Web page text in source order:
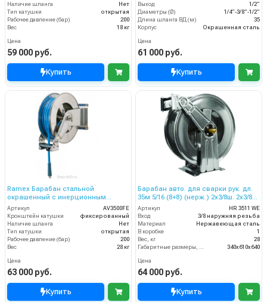
Наличие шланга
Нет
Тип катушки
открытая
Рабочее давление (бар)
200
Вес
18 кг
Цена
59 000 руб.
Купить
Выход
1/2”
Диаметры (Ø)
1/4”-3/8”-1/2”
Длина шланга ВД (м)
35
Корпус
Окрашенная сталь
Цена
61 000 руб.
Купить
Ramex Барабан стальной
окрашенный с инерционным
механизмом AV 3500 FE
Артикул
AV3500FE
Кронштейн катушки
фиксированный
Наличие шланга
Нет
Тип катушки
открытая
Рабочее давление (бар)
200
Вес
28 кг
Цена
63 000 руб.
Купить
Барабан авто. для сварки рук. дл.
35м 5/16 (8+8) (нерж.) 2x3/8ш. 2x3/8г.
20 бар
Артикул
HR 3511 WE
Вход
3/8 наружняя резьба
Материал
Нержавеющая сталь
В коробке
1
Вес, кг
28
340x610x640
Цена
64 000 руб.
Купить